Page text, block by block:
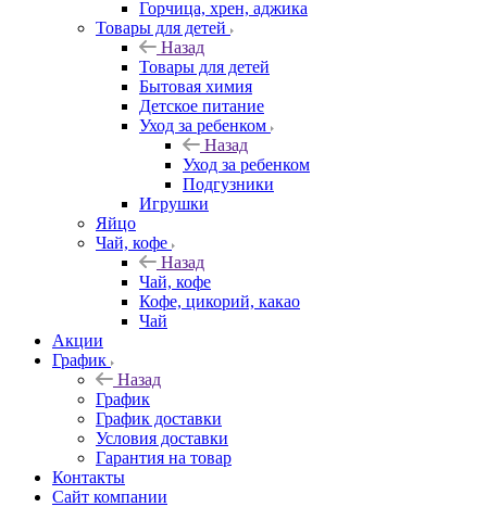
Горчица, хрен, аджика
Товары для детей
Назад
Товары для детей
Бытовая химия
Детское питание
Уход за ребенком
Назад
Уход за ребенком
Подгузники
Игрушки
Яйцо
Чай, кофе
Назад
Чай, кофе
Кофе, цикорий, какао
Чай
Акции
График
Назад
График
График доставки
Условия доставки
Гарантия на товар
Контакты
Сайт компании